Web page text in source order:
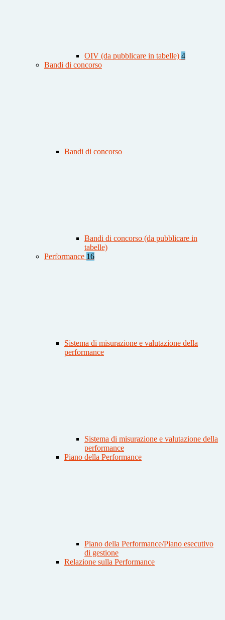
OIV (da pubblicare in tabelle) 4
Bandi di concorso
Bandi di concorso
Bandi di concorso (da pubblicare in
tabelle)
Performance 16
Sistema di misurazione e valutazione della
performance
Sistema di misurazione e valutazione della
performance
Piano della Performance
Piano della Performance/Piano esecutivo
di gestione
Relazione sulla Performance